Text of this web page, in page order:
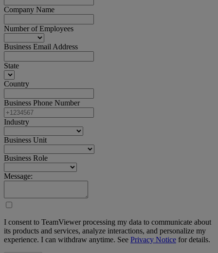
Company Name
Number of Employees
Business Email Address
State
Country
Business Phone Number
Industry
Business Unit
Business Role
Message:
I consent to TeamViewer processing my data to communicate about
its products and services, analyze interactions, and personalize my
experience. I can withdraw anytime. See Privacy Notice for details.